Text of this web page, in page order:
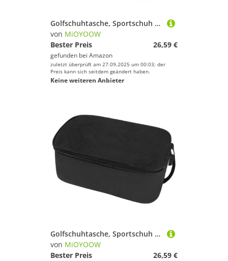
Golfschuhtasche, Sportschuh Tragetaschen mit Belüftung, Tragbarer Sportschuhtasche für Reisen, Sport, Damen und Herren
von MiOYOOW
Bester Preis
26,59 €
gefunden bei Amazon
zuletzt überprüft am 27.09.2025 um 00:03; der
Preis kann sich seitdem geändert haben.
Keine weiteren Anbieter
Golfschuhtasche, Sportschuh Tragetaschen mit Belüftung, Tragbarer Sportschuhtasche für Reisen, Sport, Damen und Herren
von MiOYOOW
Bester Preis
26,59 €